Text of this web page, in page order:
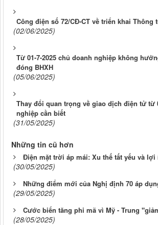
Công điện số 72/CĐ-CT về triển khai Thông
(02/06/2025)
Từ 01-7-2025 chủ doanh nghiệp không
đóng BHXH
(05/06/2025)
Thay đổi quan trọng về giao dịch điện tử từ
nghiệp cần biết
(31/05/2025)
Những tin cũ hơn
Điện mặt trời áp mái: Xu thế tất yếu và
(30/05/2025)
Những điểm mới của Nghị định 70 áp
(29/05/2025)
Cước biển tăng phi mã vì Mỹ - Trung
(28/05/2025)